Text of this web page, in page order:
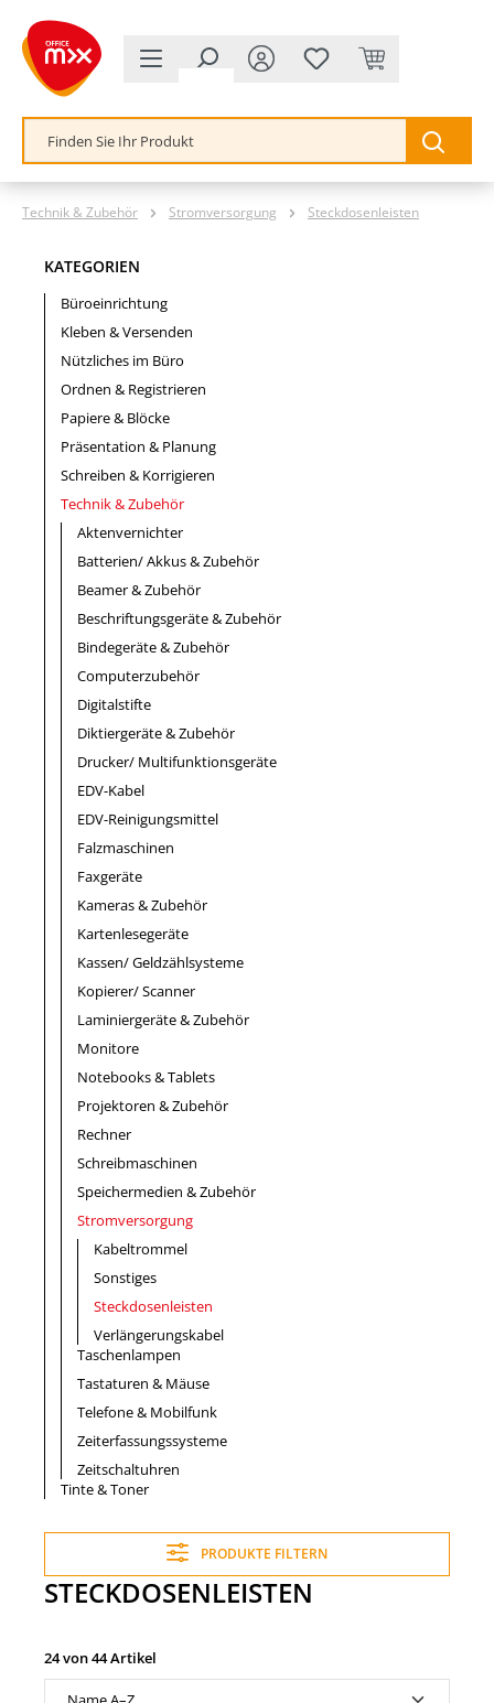
springen
Technik & Zubehör Stromversorgung Steckdosenleisten
KATEGORIEN
Büroeinrichtung
Kleben & Versenden
Nützliches im Büro
Ordnen & Registrieren
Papiere & Blöcke
Präsentation & Planung
Schreiben & Korrigieren
Technik & Zubehör
Aktenvernichter
Batterien/ Akkus & Zubehör
Beamer & Zubehör
Beschriftungsgeräte & Zubehör
Bindegeräte & Zubehör
Computerzubehör
Digitalstifte
Diktiergeräte & Zubehör
Drucker/ Multifunktionsgeräte
EDV-Kabel
EDV-Reinigungsmittel
Falzmaschinen
Faxgeräte
Kameras & Zubehör
Kartenlesegeräte
Kassen/ Geldzählsysteme
Kopierer/ Scanner
Laminiergeräte & Zubehör
Monitore
Notebooks & Tablets
Projektoren & Zubehör
Rechner
Schreibmaschinen
Speichermedien & Zubehör
Stromversorgung
Kabeltrommel
Sonstiges
Steckdosenleisten
Verlängerungskabel
Taschenlampen
Tastaturen & Mäuse
Telefone & Mobilfunk
Zeiterfassungssysteme
Zeitschaltuhren
Tinte & Toner
PRODUKTE FILTERN
STECKDOSENLEISTEN
24 von 44 Artikel